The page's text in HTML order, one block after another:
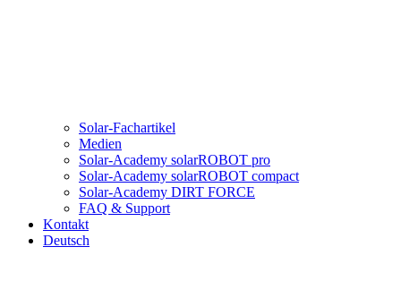
Solar-Fachartikel
Medien
Solar-Academy solarROBOT pro
Solar-Academy solarROBOT compact
Solar-Academy DIRT FORCE
FAQ & Support
Kontakt
Deutsch